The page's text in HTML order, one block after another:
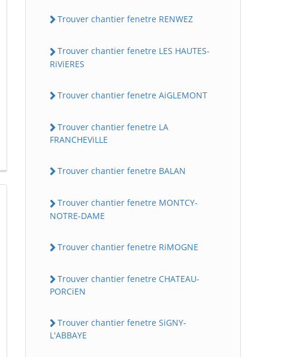
Trouver chantier fenetre RENWEZ
Trouver chantier fenetre LES HAUTES-
RiViERES
Trouver chantier fenetre AiGLEMONT
Trouver chantier fenetre LA
FRANCHEViLLE
Trouver chantier fenetre BALAN
Trouver chantier fenetre MONTCY-
NOTRE-DAME
Trouver chantier fenetre RiMOGNE
Trouver chantier fenetre CHATEAU-
PORCiEN
Trouver chantier fenetre SiGNY-
L'ABBAYE